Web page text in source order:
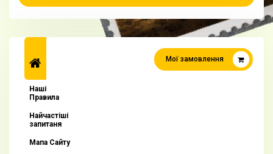
Наші
Правила
Найчастіші
запитаня
Мапа Сайту
Мої замовлення